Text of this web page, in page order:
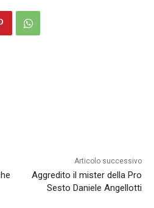
Articolo successivo
Aggredito il mister della Pro
Sesto Daniele Angellotti